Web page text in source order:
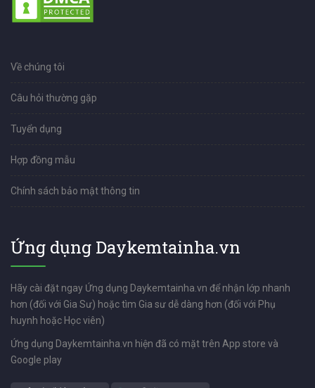
Về chúng tôi
Câu hỏi thường gặp
Tuyển dụng
Hợp đồng mẫu
Chính sách bảo mật thông tin
Ứng dụng Daykemtainha.vn
Hãy cài đặt ngay Ứng dụng Daykemtainha.vn để nhận lớp nhanh
hơn (đối với Gia Sư) hoặc tìm Gia sư dễ dàng hơn (đối với Phụ
huynh hoặc Học viên)
Ứng dụng Daykemtainha.vn hiện đã có mặt trên App store và
Google play